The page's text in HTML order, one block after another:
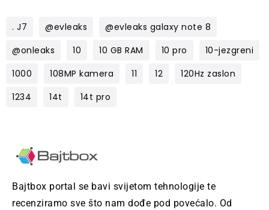
. J7 @evleaks
@evleaks galaxy note 8
@onleaks
10 10 GB RAM 10 pro
10-jezgreni
1000
108MP kamera 11 12
120Hz zaslon
1234
14t 14t pro
Bajtbox portal se bavi svijetom tehnologije te
recenziramo sve što nam dođe pod povećalo. Od